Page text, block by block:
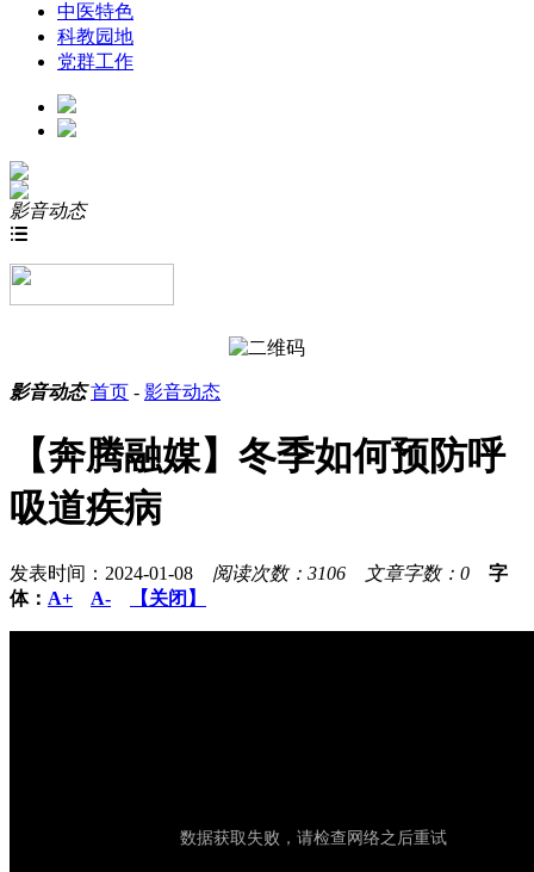
中医特色
科教园地
党群工作
影音动态

影音动态 首页 - 影音动态
【奔腾融媒】冬季如何预防呼
吸道疾病
发表时间：2024-01-08 阅读次数：3106 文章字数：0 字
体： A+ A- 【关闭】